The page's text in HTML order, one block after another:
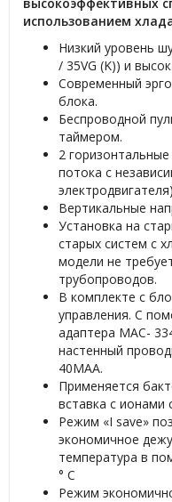
использованием
Низкий уровень
/ 35VG (K)) и
Современный
блока.
Беспроводной
таймером.
2
потока с
Вертикальные
Установка на
старых систем с
модели не
трубопроводов.
В комплекте с
управления. С
адаптера MAC-
настенный
40MAA.
Применяется
вставка с ионами
Режим «I save»
экономичное
температура в
° С
Режим